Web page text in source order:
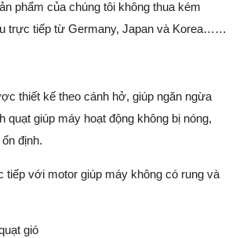
phẩm của chúng tôi không thua kém
trực tiếp từ Germany, Japan và Korea……
thiết kế theo cánh hở, giúp ngăn ngừa
quạt giúp máy hoạt động không bị nóng,
định.
tiếp với motor giúp máy không có rung và
gió